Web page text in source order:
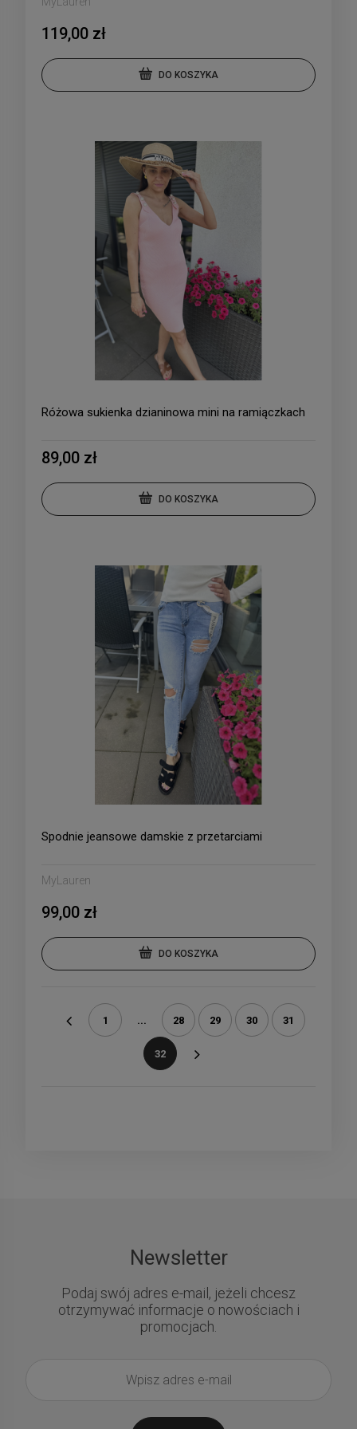
119,00 zł
DO KOSZYKA
Różowa sukienka dzianinowa mini na ramiączkach
89,00 zł
DO KOSZYKA
Spodnie jeansowe damskie z przetarciami
MyLauren
99,00 zł
DO KOSZYKA
1 ... 28 29 30 31
32
Newsletter
Podaj swój adres e-mail, jeżeli chcesz
otrzymywać informacje o nowościach i
promocjach.